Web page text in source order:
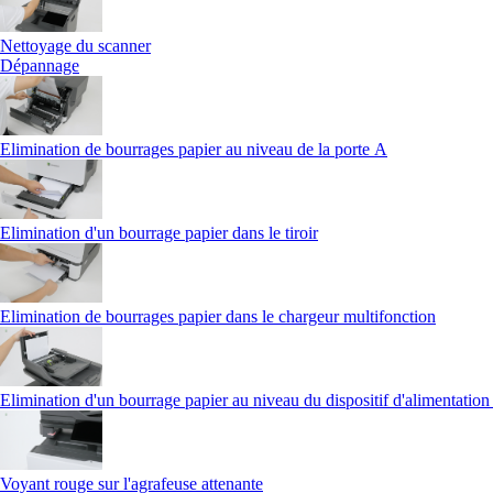
Nettoyage du scanner
Dépannage
Elimination de bourrages papier au niveau de la porte A
Elimination d'un bourrage papier dans le tiroir
Elimination de bourrages papier dans le chargeur multifonction
Elimination d'un bourrage papier au niveau du dispositif d'alimentation
Voyant rouge sur l'agrafeuse attenante